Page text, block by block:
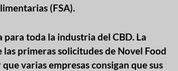
(FSA).
toda la industria del CBD. La
primeras solicitudes de Novel Food
varias empresas consigan que sus